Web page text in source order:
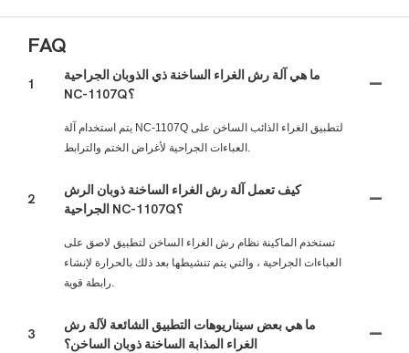
FAQ
1
ما هي آلة رش الغراء الساخنة ذي الذوبان الجراحية
NC-1107Q؟
يتم استخدام آلة NC-1107Q لتطبيق الغراء الذائب الساخن على
2
كيف تعمل آلة رش الغراء الساخنة ذوبان الرش
الجراحية NC-1107Q؟
تستخدم الماكينة نظام رش الغراء الساخن لتطبيق لاصق على
العباءات الجراحية ، والتي يتم تنشيطها بعد ذلك بالحرارة لإنشاء
3
ما هي بعض سيناريوهات التطبيق الشائعة لآلة رش
الغراء المذابة الساخنة ذوبان الساخن؟